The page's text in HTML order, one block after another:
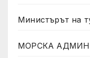
Министърът на
МОРСКА